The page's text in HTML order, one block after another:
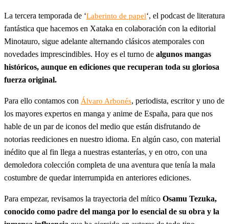
La tercera temporada de ‘Laberinto de papel‘, el podcast de literatura
fantástica que hacemos en Xataka en colaboración con la editorial
Minotauro, sigue adelante alternando clásicos atemporales con
novedades imprescindibles. Hoy es el turno de algunos mangas
históricos, aunque en ediciones que recuperan toda su gloriosa
fuerza original.
Para ello contamos con Álvaro Arbonés, periodista, escritor y uno de
los mayores expertos en manga y anime de España, para que nos
hable de un par de iconos del medio que están disfrutando de
notorias reediciones en nuestro idioma. En algún caso, con material
inédito que al fin llega a nuestras estanterías, y en otro, con una
demoledora colección completa de una aventura que tenía la mala
costumbre de quedar interrumpida en anteriores ediciones.
Para empezar, revisamos la trayectoria del mítico Osamu Tezuka,
conocido como padre del manga por lo esencial de su obra y la